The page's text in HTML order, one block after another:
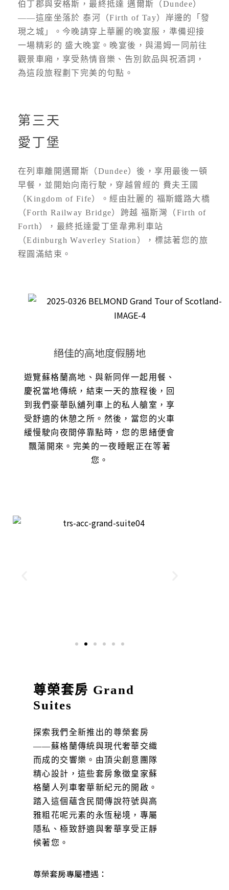
伯丁郡與安格斯，最終抵達 邁爾斯（Dundee）
——這座坐落於 泰河（Firth of Tay）岸邊的「發
現之城」。今晚請穿上華麗的晚宴服，準備迎接
一場精彩的 盛大晚宴。晚宴後，與湯姆一同前往
觀景車廂，享受熱情音樂、告別飲品與祝酒詞，
為這段旅程劃下完美的句點。
第三天
愛丁堡
在列車離開邁爾斯（Dundee）後，享用最後一頓
早餐，並開始向南行駛，穿越曾經的 費夫王國
（Kingdom of Fife）。經由壯麗的 福斯鐵路大橋
（Forth Railway Bridge）跨越 福斯灣（Firth of
Forth），最終抵達愛丁堡韋弗利車站
（Edinburgh Waverley Station），標誌著您的旅
程圓滿結束。
絕佳的高地度假勝地
遊覽蘇格蘭高地、與新同伴一起用餐、
慶祝當地傳統，結束一天的旅程後，回
到我們豪華臥舖列車上的私人艙室，享
受舒適的休憩之所。然後，當您的火車
緩慢駛向夜間停靠點時，您的思緒便會
飄蕩開來。完美的一夜睡眠正在等著
您。
尊榮套房 Grand
Suites
探索我們全新推出的尊榮套房
——蘇格蘭傳統與現代奢華交織
而成的交響樂。由頂尖創意團隊
精心設計，這些套房象徵皇家蘇
格蘭人列車奢華新紀元的開啟。
踏入這個蘊含民間傳說符號與高
雅粗花呢元素的永恆秘境，專屬
隱私、極致舒適與奢華享受正靜
候著您。
尊榮套房專屬禮遇：